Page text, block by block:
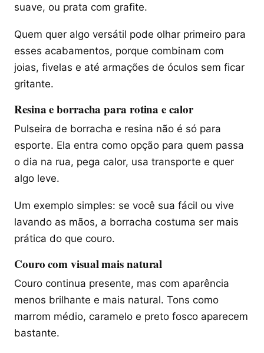
suave, ou prata com grafite.
Quem quer algo versátil pode olhar primeiro para
esses acabamentos, porque combinam com
joias, fivelas e até armações de óculos sem ficar
gritante.
Resina e borracha para rotina e calor
Pulseira de borracha e resina não é só para
esporte. Ela entra como opção para quem passa
o dia na rua, pega calor, usa transporte e quer
algo leve.
Um exemplo simples: se você sua fácil ou vive
lavando as mãos, a borracha costuma ser mais
prática do que couro.
Couro com visual mais natural
Couro continua presente, mas com aparência
menos brilhante e mais natural. Tons como
marrom médio, caramelo e preto fosco aparecem
bastante.